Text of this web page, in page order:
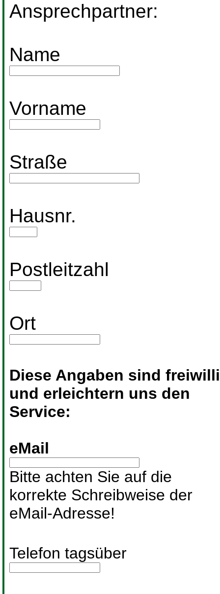
Ansprechpartner:
Name
Vorname
Straße
Hausnr.
Postleitzahl
Ort
Diese Angaben sind
und erleichtern uns den
Service:
eMail
Bitte achten Sie auf die
korrekte Schreibweise der
eMail-Adresse!
Telefon tagsüber